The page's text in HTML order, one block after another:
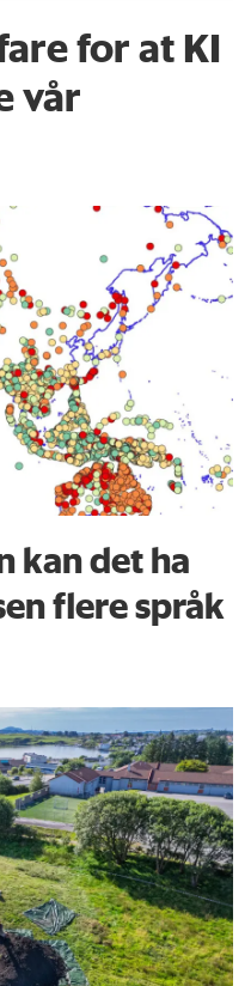
for at KI
vår
kan det ha
flere språk